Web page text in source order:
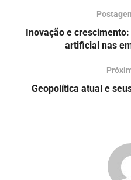
Inovação e
artificial nas
Geopolítica atual e